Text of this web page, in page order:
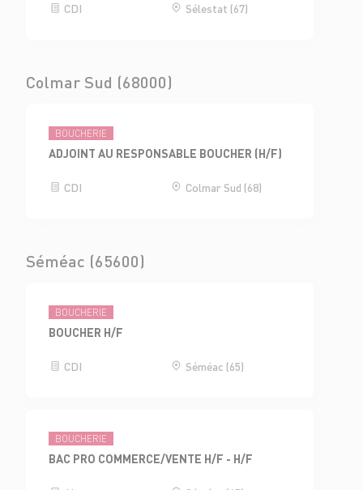
CDI Sélestat (67)
Colmar Sud (68000)
BOUCHERIE
ADJOINT AU RESPONSABLE BOUCHER (H/F)
CDI Colmar Sud (68)
Séméac (65600)
BOUCHERIE
BOUCHER H/F
CDI Séméac (65)
BOUCHERIE
BAC PRO COMMERCE/VENTE H/F - H/F